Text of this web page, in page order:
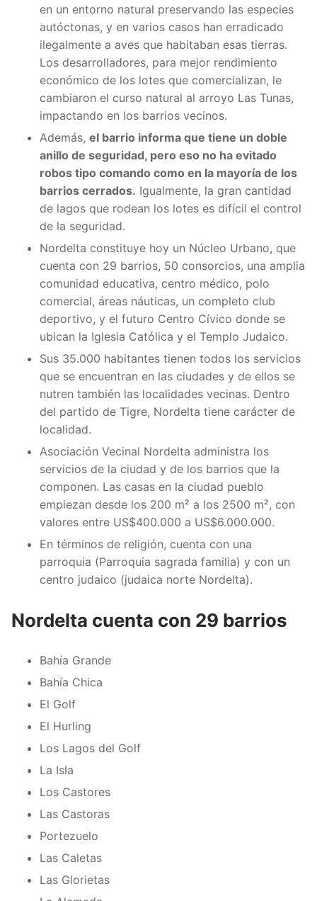
en un entorno natural preservando las especies
autóctonas, y en varios casos han erradicado
ilegalmente a aves que habitaban esas tierras.
Los desarrolladores, para mejor rendimiento
económico de los lotes que comercializan, le
cambiaron el curso natural al arroyo Las Tunas,
impactando en los barrios vecinos.
Además, el barrio informa que tiene un doble
anillo de seguridad, pero eso no ha evitado
robos tipo comando como en la mayoría de los
barrios cerrados. Igualmente, la gran cantidad
de lagos que rodean los lotes es difícil el control
de la seguridad.
Nordelta constituye hoy un Núcleo Urbano, que
cuenta con 29 barrios, 50 consorcios, una amplia
comunidad educativa, centro médico, polo
comercial, áreas náuticas, un completo club
deportivo, y el futuro Centro Cívico donde se
ubican la Iglesia Católica y el Templo Judaico.
Sus 35.000 habitantes tienen todos los servicios
que se encuentran en las ciudades y de ellos se
nutren también las localidades vecinas. Dentro
del partido de Tigre, Nordelta tiene carácter de
localidad.
Asociación Vecinal Nordelta administra los
servicios de la ciudad y de los barrios que la
componen. Las casas en la ciudad pueblo
empiezan desde los 200 m² a los 2500 m², con
valores entre US$400.000 a US$6.000.000.
En términos de religión, cuenta con una
parroquia (Parroquia sagrada familia) y con un
centro judaico (judaica norte Nordelta).
Nordelta cuenta con 29 barrios
Bahía Grande
Bahía Chica
El Golf
El Hurling
Los Lagos del Golf
La Isla
Los Castores
Las Castoras
Portezuelo
Las Caletas
Las Glorietas